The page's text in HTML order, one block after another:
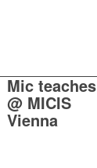
Mic teaches
@ MICIS
Vienna